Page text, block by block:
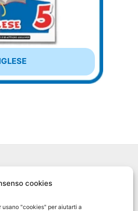
cookies
"cookies" per aiutarti a